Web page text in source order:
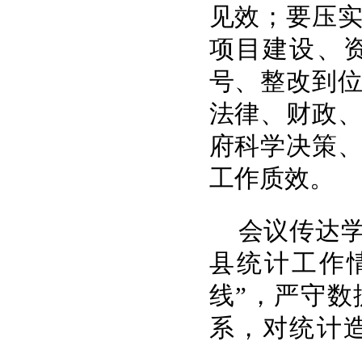
见效；要压
项目建设、
号、整改到
法律、财政
府科学决策
工作质效。
会议传达
县统计工作
线”，严守
系，对统计